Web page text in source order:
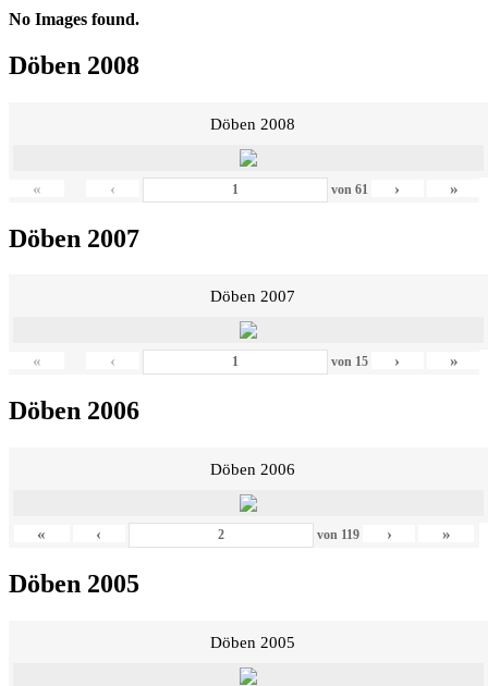
No Images found.
Döben 2008
Döben 2008
« ‹ von 61 › »
Döben 2007
Döben 2007
« ‹ von 15 › »
Döben 2006
Döben 2006
« ‹ von 119 › »
Döben 2005
Döben 2005